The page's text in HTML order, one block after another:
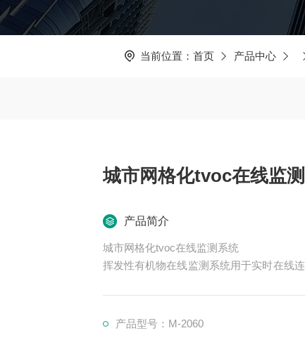
当前位置： 首页 产品中心
城市网格化tvoc在线监
产品简介
城市网格化tvoc在线监测系统
挥发性有机物在线监测系统用于实时在线
产品型号：M-2060